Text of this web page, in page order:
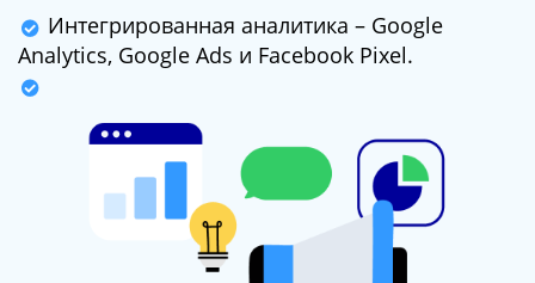
Интегрированная аналитика – Google
Analytics, Google Ads и Facebook Pixel.